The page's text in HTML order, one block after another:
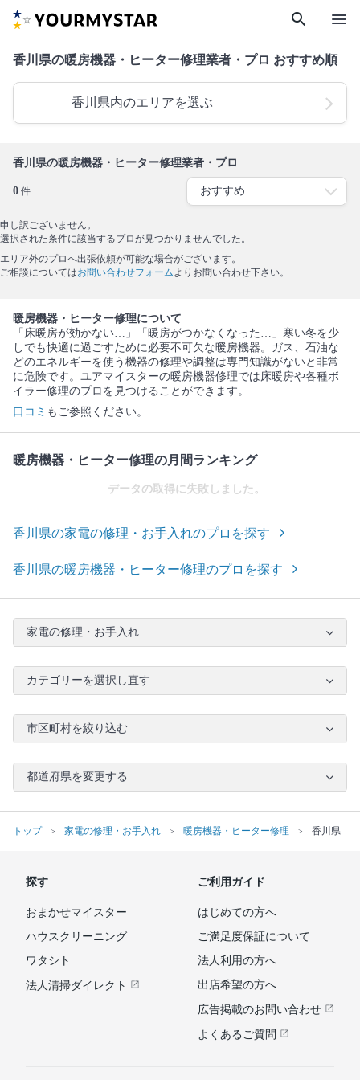
search menu
香川県の暖房機器・ヒーター修理業者・プロ おすすめ順
香川県内のエリアを選ぶ
香川県の暖房機器・ヒーター修理業者・プロ
0 件
申し訳ございません。
選択された条件に該当するプロが見つかりませんでした。
エリア外のプロへ出張依頼が可能な場合がございます。
ご相談についてはお問い合わせフォームよりお問い合わせ下さい。
暖房機器・ヒーター修理について
「床暖房が効かない…」「暖房がつかなくなった…」寒い冬を少
しでも快適に過ごすために必要不可欠な暖房機器。ガス、石油な
どのエネルギーを使う機器の修理や調整は専門知識がないと非常
に危険です。ユアマイスターの暖房機器修理では床暖房や各種ボ
イラー修理のプロを見つけることができます。
口コミ もご参照ください。
暖房機器・ヒーター修理の月間ランキング
データの取得に失敗しました。
香川県の家電の修理・お手入れのプロを探す
香川県の暖房機器・ヒーター修理のプロを探す
家電の修理・お手入れ
カテゴリーを選択し直す
市区町村を絞り込む
都道府県を変更する
トップ 家電の修理・お手入れ 暖房機器・ヒーター修理 香川県
探す
おまかせマイスター
ハウスクリーニング
ワタシト
法人清掃ダイレクト
ご利用ガイド
はじめての方へ
ご満足度保証について
法人利用の方へ
出店希望の方へ
広告掲載のお問い合わせ
よくあるご質問